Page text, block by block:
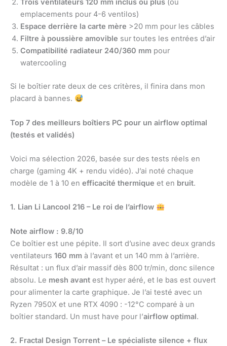
Trois ventilateurs 120 mm inclus ou plus (ou
emplacements pour 4-6 ventilos)
Espace derrière la carte mère >20 mm pour les câbles
Filtre à poussière amovible sur toutes les entrées d’air
Compatibilité radiateur 240/360 mm pour
watercooling
Si le boîtier rate deux de ces critères, il finira dans mon
placard à bannes.
Top 7 des meilleurs boîtiers PC pour un airflow optimal
(testés et validés)
Voici ma sélection 2026, basée sur des tests réels en
charge (gaming 4K + rendu vidéo). J’ai noté chaque
modèle de 1 à 10 en efficacité thermique et en bruit.
1. Lian Li Lancool 216 – Le roi de l’airflow
Note airflow : 9.8/10
Ce boîtier est une pépite. Il sort d’usine avec deux grands
ventilateurs 160 mm à l’avant et un 140 mm à l’arrière.
Résultat : un flux d’air massif dès 800 tr/min, donc silence
absolu. Le mesh avant est hyper aéré, et le bas est ouvert
pour alimenter la carte graphique. Je l’ai testé avec un
Ryzen 7950X et une RTX 4090 : -12°C comparé à un
boîtier standard. Un must have pour l’airflow optimal.
2. Fractal Design Torrent – Le spécialiste silence + flux